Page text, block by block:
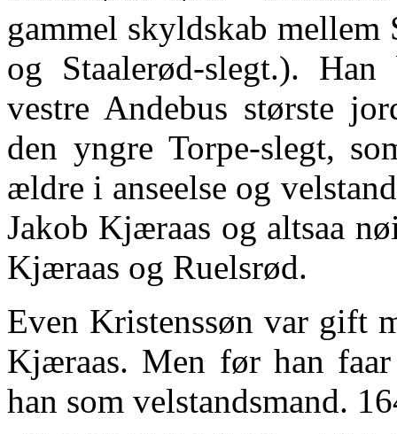
gammel skyldskab
og Staalerød-slegt.).
vestre Andebus største
den yngre Torpe-slegt,
ældre i anseelse og
Jakob Kjæraas og altsaa
Kjæraas og Ruelsrød.
Even Kristenssøn var gift
Kjæraas. Men før han
han som velstandsmand.